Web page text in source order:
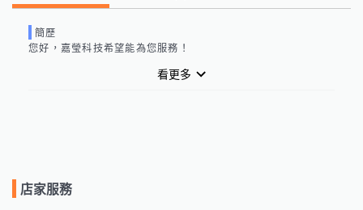
簡歷
您好， 嘉瑩科技希望能為您服務！
看更多
店家服務